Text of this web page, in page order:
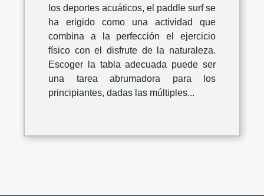
los deportes acuáticos, el paddle surf se
ha erigido como una actividad que
combina a la perfección el ejercicio
físico con el disfrute de la naturaleza.
Escoger la tabla adecuada puede ser
una tarea abrumadora para los
principiantes, dadas las múltiples...